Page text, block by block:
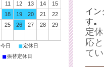
イン
す。
定
応
てい
11 12 13 14
15
18 19 20 21
22
25 26 27 28
29
今日 ■定休日
■ 振替定休日